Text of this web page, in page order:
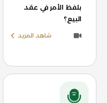
بلفظ الأمر في عقد
البيع؟
شاهد المزيد